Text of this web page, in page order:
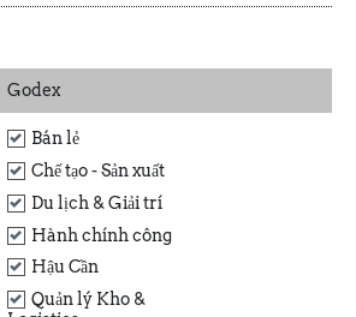
Godex
Bán lẻ
Chế tạo - Sản xuất
Du lịch & Giải trí
Hành chính công
Hậu Cần
Quản lý Kho &